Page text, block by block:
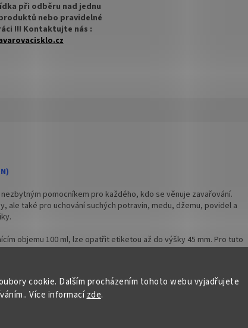
cookie. Dalším procházením tohoto webu vyjadřujete
Více informacízde.
při odběru nad jednu
nebo pravidelné
!!! Kontaktujte nás :
víčka na malé sklenky
skladem a ihned k odeslání!
pomocníkem pro každého, kdo se věnuje zavařování.
ale také pro uchování suchých potravin, medu, džemu, povidel a
objemu 100 ml, lze opatřit etiketou až do výšky 45 mm. Pro tuto
vaří s láskou pro své blízké, poskytuje ideální podmínky také
másla ghí, chutného oříškového másla, s láskou stočeného
letního kompotu.
volbou pro tvorbu litých svíček. Využijte ji pro zachování a
s láskou vyrobených pro ty, které máte rádi.